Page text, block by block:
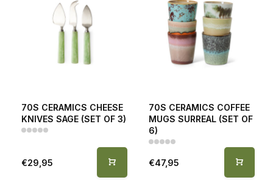
70S CERAMICS CHEESE
KNIVES SAGE (SET OF 3)
€29,95
70S CERAMICS COFFEE
MUGS SURREAL (SET OF
6)
€47,95